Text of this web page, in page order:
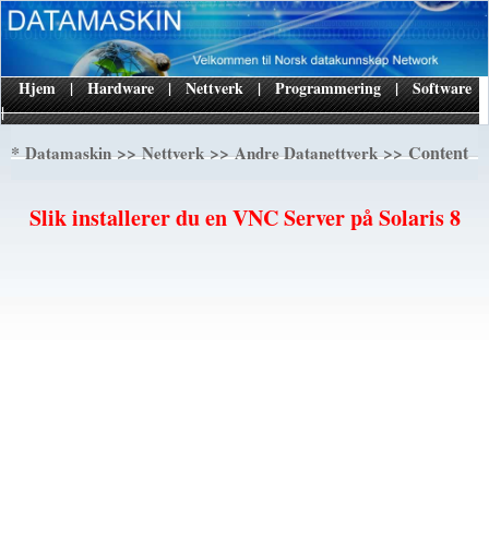
|
Hjem | Hardware | Nettverk | Programmering | Software
*Datamaskin>>Nettverk>>Andre Datanettverk>> Content
Slik installerer du en VNC Server på Solaris 8